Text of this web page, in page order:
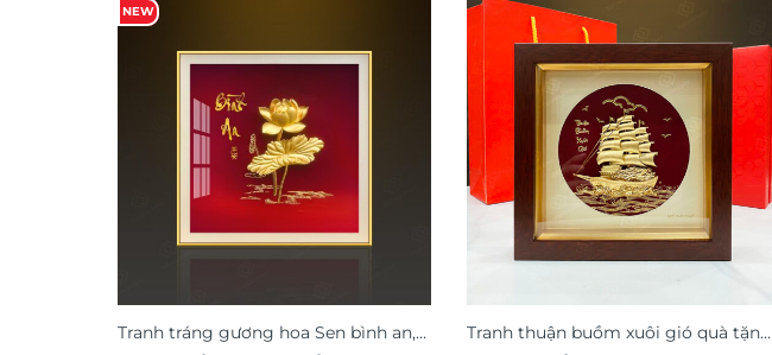
NEW
Tranh tráng gương hoa Sen bình an,
Tranh thuận buồm xuôi gió quà tặng